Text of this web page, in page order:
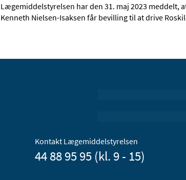
Lægemiddelstyrelsen har den 31. maj 2023 meddelt,
Kenneth Nielsen-Isaksen får bevilling til at drive
Kontakt Lægemiddelstyrelsen
44 88 95 95 (kl. 9 - 15)